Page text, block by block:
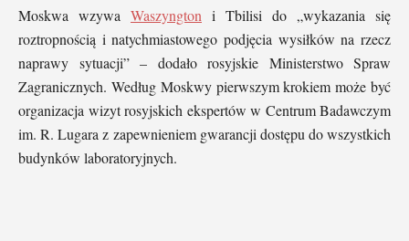
Moskwa wzywa Waszyngton i Tbilisi do „wykazania się
roztropnością i natychmiastowego podjęcia wysiłków na rzecz
naprawy sytuacji” – dodało rosyjskie Ministerstwo Spraw
Zagranicznych. Według Moskwy pierwszym krokiem może być
organizacja wizyt rosyjskich ekspertów w Centrum Badawczym
im. R. Lugara z zapewnieniem gwarancji dostępu do wszystkich
budynków laboratoryjnych.